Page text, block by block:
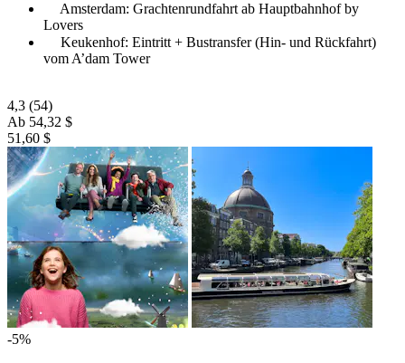
Amsterdam: Grachtenrundfahrt ab Hauptbahnhof by
Lovers
Keukenhof: Eintritt + Bustransfer (Hin- und Rückfahrt)
vom A’dam Tower
4,3 (54)
Ab 54,32 $
51,60 $
-5%